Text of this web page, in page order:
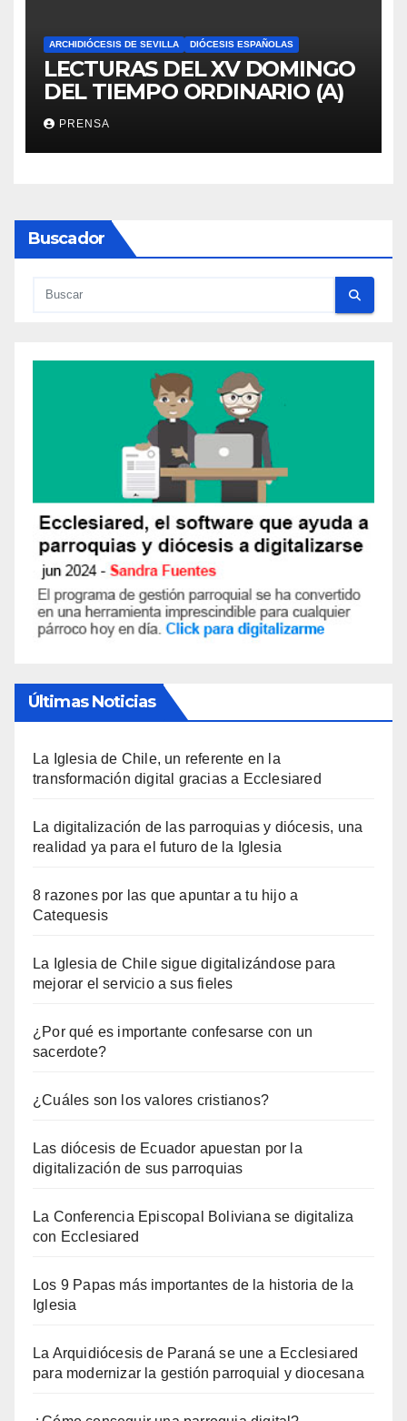
ARCHIDIÓCESIS DE SEVILLA DIÓCESIS ESPAÑOLAS
LECTURAS DEL XV DOMINGO
DEL TIEMPO ORDINARIO (A)
PRENSA
Buscador
Últimas Noticias
La Iglesia de Chile, un referente en la
transformación digital gracias a Ecclesiared
La digitalización de las parroquias y diócesis, una
realidad ya para el futuro de la Iglesia
8 razones por las que apuntar a tu hijo a
Catequesis
La Iglesia de Chile sigue digitalizándose para
mejorar el servicio a sus fieles
¿Por qué es importante confesarse con un
sacerdote?
¿Cuáles son los valores cristianos?
Las diócesis de Ecuador apuestan por la
digitalización de sus parroquias
La Conferencia Episcopal Boliviana se digitaliza
con Ecclesiared
Los 9 Papas más importantes de la historia de la
Iglesia
La Arquidiócesis de Paraná se une a Ecclesiared
para modernizar la gestión parroquial y diocesana